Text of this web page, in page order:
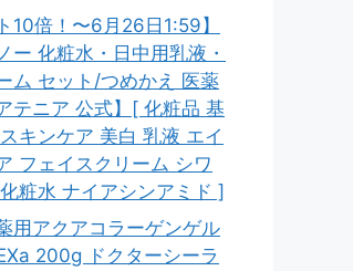
10倍！〜6月26日1:59】
ー 化粧水・日中用乳液・
ム セット/つめかえ 医薬
テニア 公式】[ 化粧品 基
キンケア 美白 乳液 エイ
フェイスクリーム シワ
粧水 ナイアシンアミド ]
用アクアコラーゲンゲル
200g ドクターシーラ